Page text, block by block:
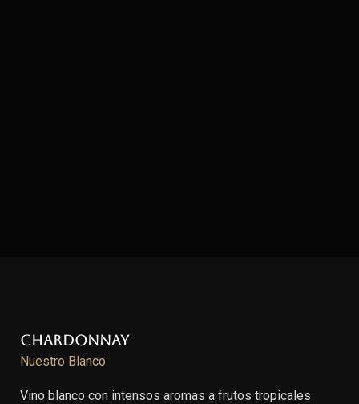
Chardonnay
Nuestro Blanco
Vino blanco con intensos aromas a frutos tropicales